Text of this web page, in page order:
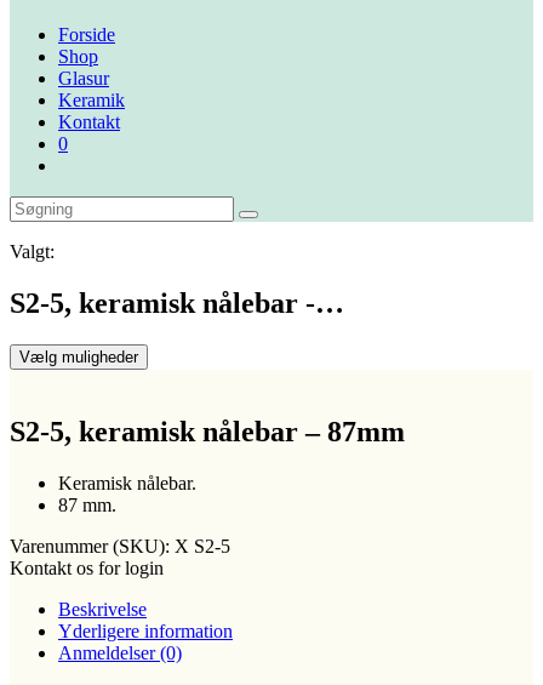
Forside
Shop
Glasur
Keramik
Kontakt
0
Valgt:
S2-5, keramisk nålebar -…
Vælg muligheder
S2-5, keramisk nålebar – 87mm
Keramisk nålebar.
87 mm.
Varenummer (SKU): X S2-5
Kontakt os for login
Beskrivelse
Yderligere information
Anmeldelser (0)